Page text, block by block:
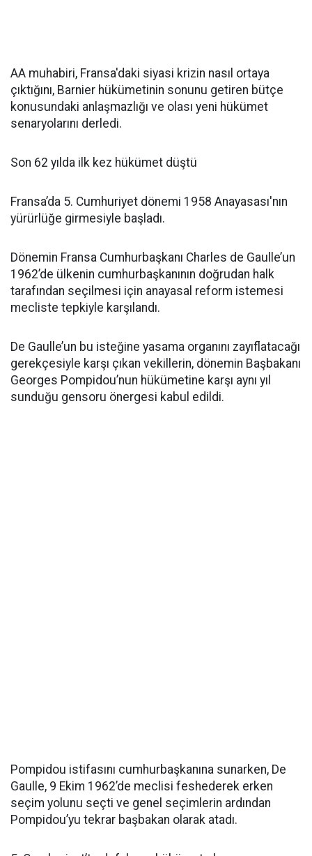
AA muhabiri, Fransa'daki siyasi krizin nasıl ortaya
çıktığını, Barnier hükümetinin sonunu getiren bütçe
konusundaki anlaşmazlığı ve olası yeni hükümet
senaryolarını derledi.
Son 62 yılda ilk kez hükümet düştü
Fransa’da 5. Cumhuriyet dönemi 1958 Anayasası'nın
yürürlüğe girmesiyle başladı.
Dönemin Fransa Cumhurbaşkanı Charles de Gaulle’un
1962’de ülkenin cumhurbaşkanının doğrudan halk
tarafından seçilmesi için anayasal reform istemesi
mecliste tepkiyle karşılandı.
De Gaulle’un bu isteğine yasama organını zayıflatacağı
gerekçesiyle karşı çıkan vekillerin, dönemin Başbakanı
Georges Pompidou’nun hükümetine karşı aynı yıl
sunduğu gensoru önergesi kabul edildi.
Pompidou istifasını cumhurbaşkanına sunarken, De
Gaulle, 9 Ekim 1962’de meclisi feshederek erken
seçim yolunu seçti ve genel seçimlerin ardından
Pompidou’yu tekrar başbakan olarak atadı.